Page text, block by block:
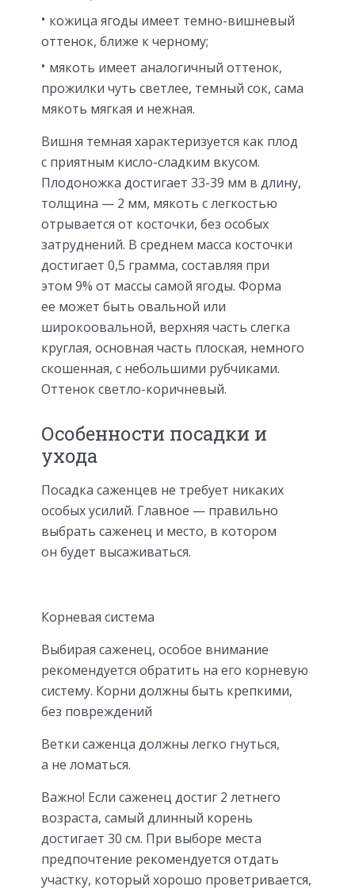
кожица ягоды имеет темно-вишневый
оттенок, ближе к черному;
мякоть имеет аналогичный оттенок,
прожилки чуть светлее, темный сок, сама
мякоть мягкая и нежная.
Вишня темная характеризуется как плод
с приятным кисло-сладким вкусом.
Плодоножка достигает 33-39 мм в длину,
толщина — 2 мм, мякоть с легкостью
отрывается от косточки, без особых
затруднений. В среднем масса косточки
достигает 0,5 грамма, составляя при
этом 9% от массы самой ягоды. Форма
ее может быть овальной или
широкоовальной, верхняя часть слегка
круглая, основная часть плоская, немного
скошенная, с небольшими рубчиками.
Оттенок светло-коричневый.
Особенности посадки и
ухода
Посадка саженцев не требует никаких
особых усилий. Главное — правильно
выбрать саженец и место, в котором
он будет высаживаться.
Корневая система
Выбирая саженец, особое внимание
рекомендуется обратить на его корневую
систему. Корни должны быть крепкими,
без повреждений
Ветки саженца должны легко гнуться,
а не ломаться.
Важно! Если саженец достиг 2 летнего
возраста, самый длинный корень
достигает 30 см. При выборе места
предпочтение рекомендуется отдать
участку, который хорошо проветривается,